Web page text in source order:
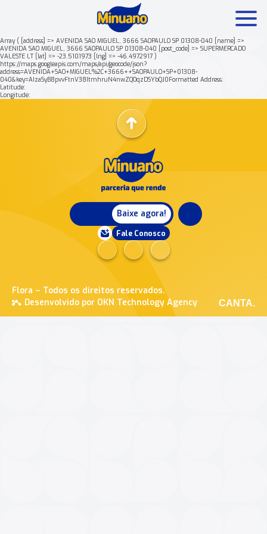
Array ( [address] => AVENIDA SAO MIGUEL, 3666 SAOPAULO SP 01308-040 [name] =>
AVENIDA SAO MIGUEL, 3666 SAOPAULO SP 01308-040 [post_code] => SUPERMERCADO
VALESTE LT [lat] => -23.5101973 [lng] => -46.4972917 )
https://maps.googleapis.com/maps/api/geocode/json?
address=AVENIDA+SAO+MIGUEL%2C+3666++SAOPAULO+SP+01308-
040&key=AIzaSyB8pvvFtnV38ItmhruN4nwZQOqzDSYbQJ0Formatted Address:
Latitude:
Longitude:
Baixe agora!
Fale Conosco
Flora – Todos os direitos reservados.
Desenvolvido por OKN Technology Agency
CANTA.
Mais buscados: Produtos Minuano Rende +
Nossa história